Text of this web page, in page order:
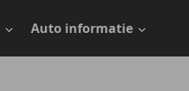
Auto informatie